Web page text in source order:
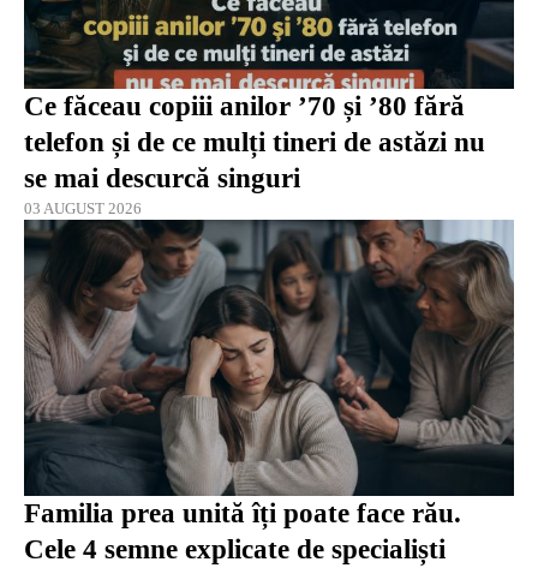
Ce făceau copiii anilor ’70 și ’80 fără
telefon și de ce mulți tineri de astăzi nu
se mai descurcă singuri
03 AUGUST 2026
Familia prea unită îți poate face rău.
Cele 4 semne explicate de specialiști